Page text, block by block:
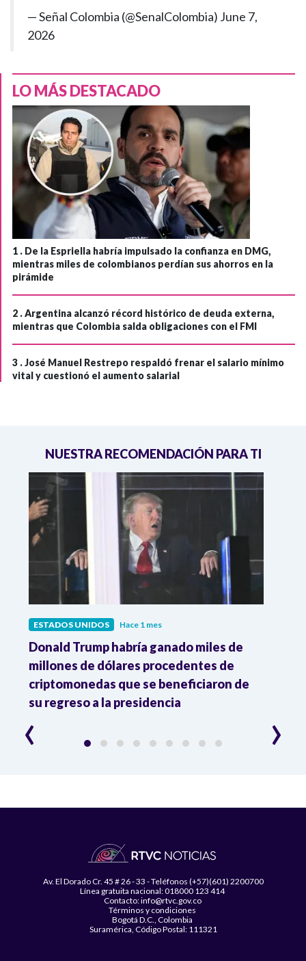
— Señal Colombia (@SenalColombia) June 7,
2026
LO MÁS DESTACADO
1 . De la Espriella habría impulsado la confianza en DMG,
mientras miles de colombianos perdían sus ahorros en la
pirámide
2 .Argentina alcanzó récord histórico de deuda externa,
mientras que Colombia salda obligaciones con el FMI
3 .José Manuel Restrepo respaldó frenar el salario mínimo
vital y cuestionó el aumento salarial
NUESTRA RECOMENDACIÓN PARA TI
ESTADOS UNIDOS Hace 1 mes
Donald Trump habría ganado miles de
millones de dólares procedentes de
criptomonedas que se beneficiaron de
su regreso a la presidencia
‹ ›
Av. El Dorado Cr. 45 # 26 - 33 - Teléfonos (+57)(601) 2200700
Línea gratuita nacional: 018000 123 414
Contacto: info@rtvc.gov.co
Términos y condiciones
Bogotá D.C., Colombia
Suramérica, Código Postal: 111321